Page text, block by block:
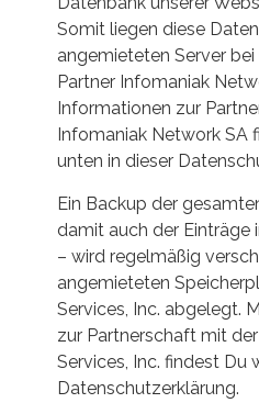
Somit liegen diese
angemieteten Server
Partner Infomaniak
Informationen zur
Infomaniak Network SA
unten in dieser
Ein Backup der
damit auch der Einträge
– wird regelmäßig
angemieteten
Services, Inc. abgelegt.
zur Partnerschaft mit
Services, Inc. findest Du
Datenschutzerklärung.